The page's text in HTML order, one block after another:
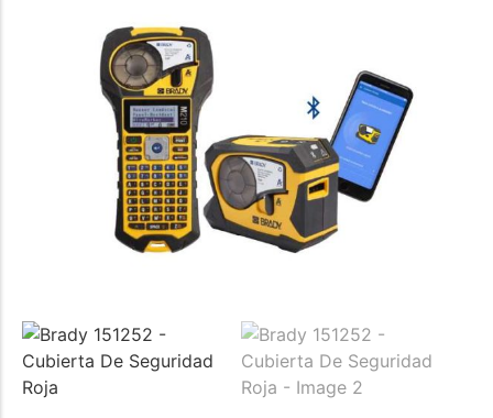
☆☆☆ ☆☆
Raychem HVT-Z-253/353-G – PUNTA
TERMINAL UNIP INT 35KV 2/0-350 MCM